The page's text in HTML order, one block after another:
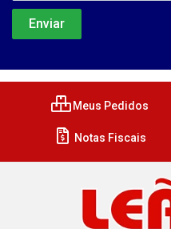
Meus Pedidos
Notas Fiscais